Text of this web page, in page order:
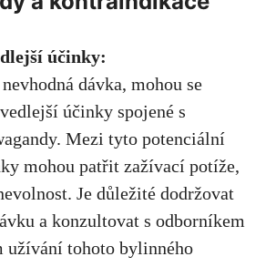
účinky:
dávka, mohou se
účinky spojené s
Mezi tyto potenciální
mohou patřit zažívací potíže,
Je důležité dodržovat
a konzultovat s odborníkem
užívání tohoto bylinného